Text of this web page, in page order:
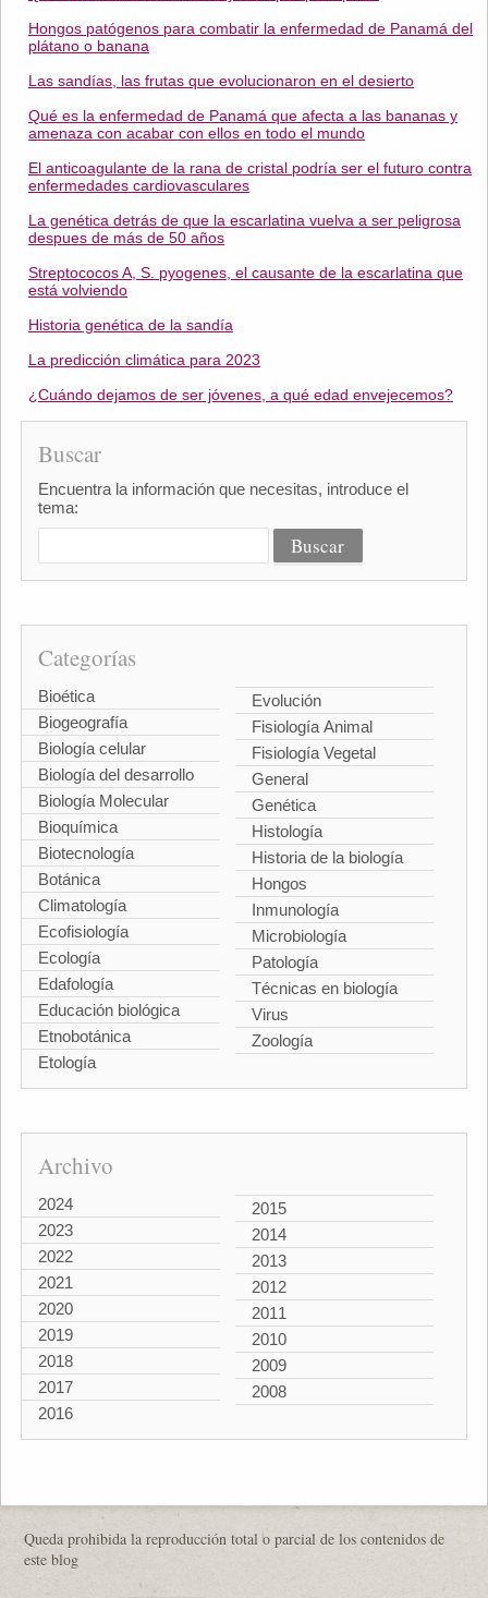
Hongos patógenos para combatir la enfermedad de Panamá del
plátano o banana
Las sandías, las frutas que evolucionaron en el desierto
Qué es la enfermedad de Panamá que afecta a las bananas y
amenaza con acabar con ellos en todo el mundo
El anticoagulante de la rana de cristal podría ser el futuro contra
enfermedades cardiovasculares
La genética detrás de que la escarlatina vuelva a ser peligrosa
despues de más de 50 años
Streptococos A, S. pyogenes, el causante de la escarlatina que
está volviendo
Historia genética de la sandía
La predicción climática para 2023
¿Cuándo dejamos de ser jóvenes, a qué edad envejecemos?
Buscar
Encuentra la información que necesitas, introduce el
tema:
Categorías
Bioética
Biogeografía
Biología celular
Biología del desarrollo
Biología Molecular
Bioquímica
Biotecnología
Botánica
Climatología
Ecofisiología
Ecología
Edafología
Educación biológica
Etnobotánica
Etología
Evolución
Fisiología Animal
Fisiología Vegetal
General
Genética
Histología
Historia de la biología
Hongos
Inmunología
Microbiología
Patología
Técnicas en biología
Virus
Zoología
Archivo
2024
2023
2022
2021
2020
2019
2018
2017
2016
2015
2014
2013
2012
2011
2010
2009
2008
Queda prohibida la reproducción total o parcial de los contenidos de
este blog